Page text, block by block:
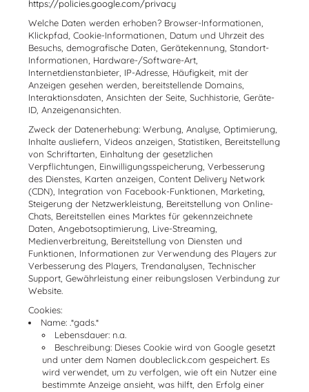
https://policies.google.com/privacy
Welche Daten werden erhoben? Browser-Informationen,
Klickpfad, Cookie-Informationen, Datum und Uhrzeit des
Besuchs, demografische Daten, Gerätekennung, Standort-
Informationen, Hardware-/Software-Art,
Internetdienstanbieter, IP-Adresse, Häufigkeit, mit der
Anzeigen gesehen werden, bereitstellende Domains,
Interaktionsdaten, Ansichten der Seite, Suchhistorie, Geräte-
ID, Anzeigenansichten.
Zweck der Datenerhebung: Werbung, Analyse, Optimierung,
Inhalte ausliefern, Videos anzeigen, Statistiken, Bereitstellung
von Schriftarten, Einhaltung der gesetzlichen
Verpflichtungen, Einwilligungsspeicherung, Verbesserung
des Dienstes, Karten anzeigen, Content Delivery Network
(CDN), Integration von Facebook-Funktionen, Marketing,
Steigerung der Netzwerkleistung, Bereitstellung von Online-
Chats, Bereitstellen eines Marktes für gekennzeichnete
Daten, Angebotsoptimierung, Live-Streaming,
Medienverbreitung, Bereitstellung von Diensten und
Funktionen, Informationen zur Verwendung des Players zur
Verbesserung des Players, Trendanalysen, Technischer
Support, Gewährleistung einer reibungslosen Verbindung zur
Website.
Cookies:
Name: .*gads.*
Lebensdauer: n.a.
Beschreibung: Dieses Cookie wird von Google gesetzt
und unter dem Namen doubleclick.com gespeichert. Es
wird verwendet, um zu verfolgen, wie oft ein Nutzer eine
bestimmte Anzeige ansieht, was hilft, den Erfolg einer